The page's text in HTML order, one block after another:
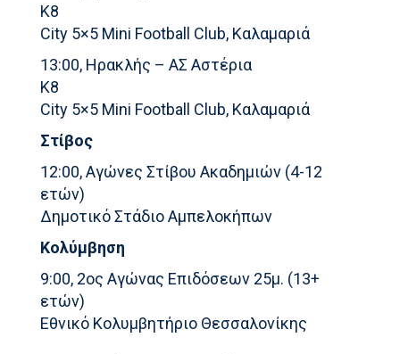
Κ8
City 5×5 Mini Football Club, Καλαμαριά
13:00, Ηρακλής – ΑΣ Αστέρια
Κ8
City 5×5 Mini Football Club, Καλαμαριά
Στίβος
12:00, Αγώνες Στίβου Ακαδημιών (4-12
ετών)
Δημοτικό Στάδιο Αμπελοκήπων
Κολύμβηση
9:00, 2ος Αγώνας Επιδόσεων 25μ. (13+
ετών)
Εθνικό Κολυμβητήριο Θεσσαλονίκης